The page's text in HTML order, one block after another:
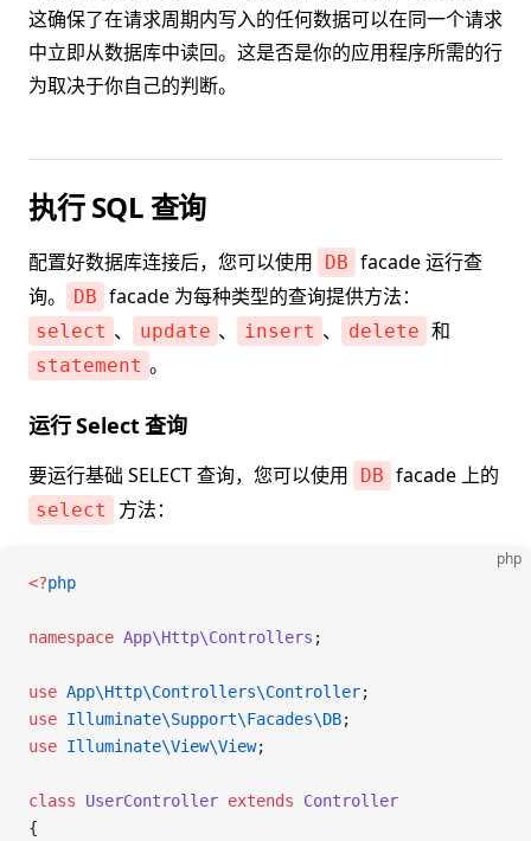
这确保了在请求周期内写入的任何数据可以在同一个请求
中立即从数据库中读回。这是否是你的应用程序所需的行
为取决于你自己的判断。
执行 SQL 查询
配置好数据库连接后，您可以使用 DB facade 运行查
询。
DB facade 为每种类型的查询提供方法：
select 、 update 、 insert 、 delete 和
statement 。
运行 Select 查询
要运行基础 SELECT 查询，您可以使用 DB facade 上的
select 方法：
php
<?php
namespace App\Http\Controllers ;
use App\Http\Controllers\Controller;
use Illuminate\Support\Facades\DB;
use Illuminate\View\View;
class UserController extends Controller
{